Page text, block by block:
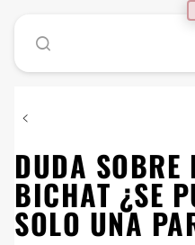
DUDA SOBRE
BICHAT ¿SE
SOLO UNA